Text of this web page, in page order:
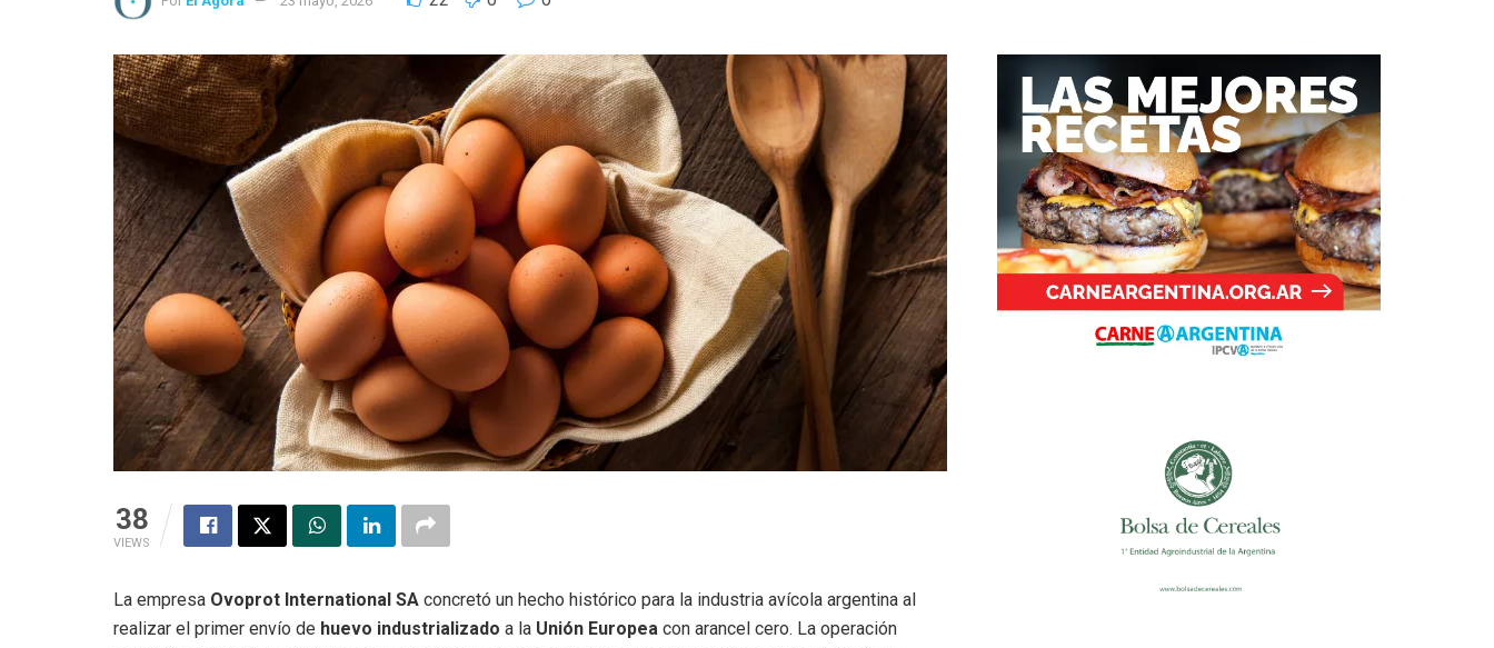
38
VIEWS
La empresa Ovoprot International SA concretó un hecho histórico para la industria avícola argentina al
realizar el primer envío de huevo industrializado a la Unión Europea con arancel cero. La operación